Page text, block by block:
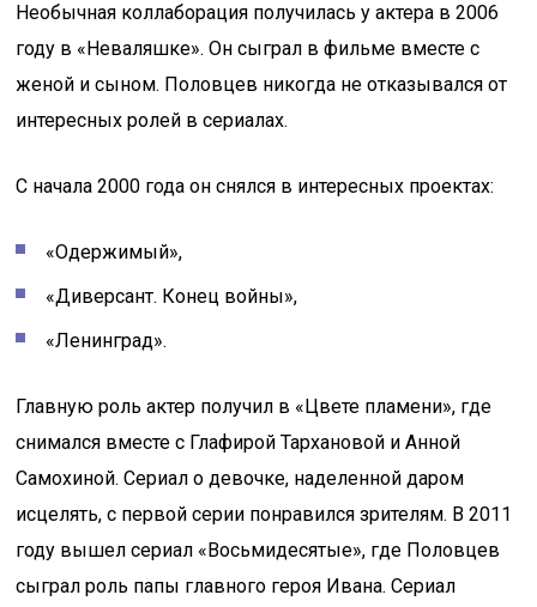
Необычная коллаборация получилась у актера в 2006
году в «Неваляшке». Он сыграл в фильме вместе с
женой и сыном. Половцев никогда не отказывался от
интересных ролей в сериалах.
С начала 2000 года он снялся в интересных проектах:
«Одержимый»,
«Диверсант. Конец войны»,
«Ленинград».
Главную роль актер получил в «Цвете пламени», где
снимался вместе с Глафирой Тархановой и Анной
Самохиной. Сериал о девочке, наделенной даром
исцелять, с первой серии понравился зрителям. В 2011
году вышел сериал «Восьмидесятые», где Половцев
сыграл роль папы главного героя Ивана. Сериал